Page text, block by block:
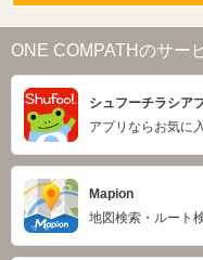
ONE COMPATHのサー
シュフーチラシア
アプリならお気に
Mapion
地図検索・ルート